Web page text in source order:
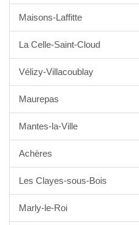
Maisons-Laffitte
La Celle-Saint-Cloud
Vélizy-Villacoublay
Maurepas
Mantes-la-Ville
Achères
Les Clayes-sous-Bois
Marly-le-Roi